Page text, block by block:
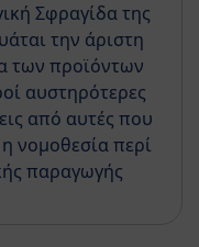
Σφραγίδα της
την άριστη
των προϊόντων
αυστηρότερες
από αυτές που
νομοθεσία περί
παραγωγής